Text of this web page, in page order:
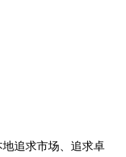
追求市场、追求卓